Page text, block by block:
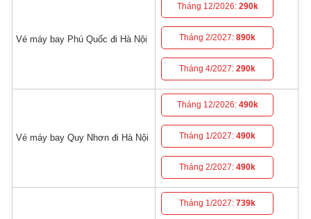
Vé máy bay Phú Quốc đi Hà Nội
Tháng 12/2026: 290k
Tháng 2/2027:890k
Tháng 4/2027:290k
Vé máy bay Quy Nhơn đi Hà Nội
Tháng 12/2026: 490k
Tháng 1/2027:490k
Tháng 2/2027:490k
Tháng 1/2027:739k